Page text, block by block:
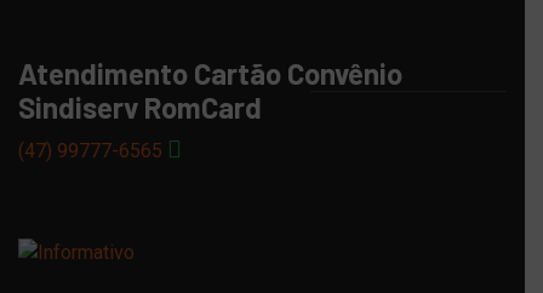
Atendimento Cartão Convênio
Sindiserv RomCard
(47) 99777-6565